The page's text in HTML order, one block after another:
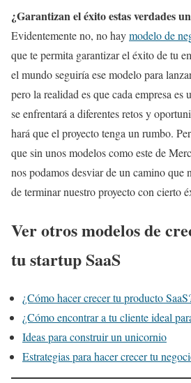
¿Garantizan el éxito estas verdades
Evidentemente no, no haymodelo de
que te permita garantizar el éxito de tu
el mundo seguiría ese modelo para
pero la realidad es que cada empresa es
se enfrentará a diferentes retos y
hará que el proyecto tenga un rumbo.
que sin unos modelos como este de
nos podamos desviar de un camino que
de terminar nuestro proyecto con cierto
Ver otros modelos de
tu startup SaaS
¿Cómo hacer crecer tu producto
¿Cómo encontrar a tu cliente ideal
Ideas para construir un unicornio
Estrategias para hacer crecer tu